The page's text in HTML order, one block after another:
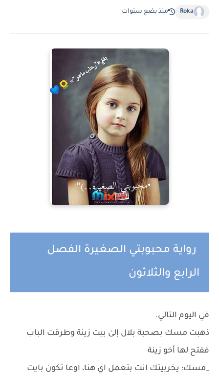
Roka منذ بضع سنوات
رواية محبوبتي الصغيرة الفصل
الرابع والثلاثون
في اليوم التالي.
ذهبت مسك بصحبة بلال إلىٰ بيت زينة وطرقت الباب
ففتح لها أخو زينة
_مسك: يخربيتك انت بتعمل اي هنا، اوعا تكون بايت